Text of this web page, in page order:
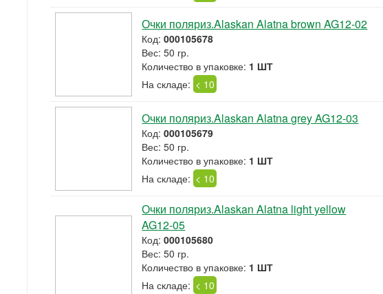
Очки поляриз.Alaskan Alatna brown AG12-02
Код:000105678
Вес: 50 гр.
Количество в упаковке: 1 ШТ
На складе: < 10
Очки поляриз.Alaskan Alatna grey AG12-03
Код:000105679
Вес: 50 гр.
Количество в упаковке: 1 ШТ
На складе: < 10
Очки поляриз.Alaskan Alatna light yellow
AG12-05
Код:000105680
Вес: 50 гр.
Количество в упаковке: 1 ШТ
На складе: < 10